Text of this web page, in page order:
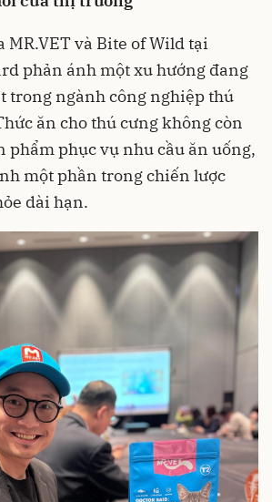
MR.VET và Bite of Wild tại
phản ánh một xu hướng đang
trong ngành công nghiệp thú
ăn cho thú cưng không còn
phẩm phục vụ nhu cầu ăn uống,
một phần trong chiến lược
dài hạn.